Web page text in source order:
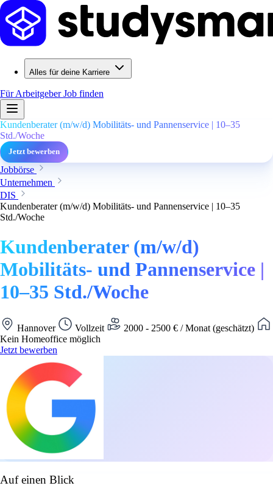
Alles für deine Karriere
Für ArbeitgeberJob finden
Kundenberater (m/w/d) Mobilitäts- und Pannenservice | 10–35
Std./Woche
Jetzt bewerben
Jobbörse
Unternehmen
DIS
Kundenberater (m/w/d) Mobilitäts- und Pannenservice | 10–35
Std./Woche
Kundenberater (m/w/d)
Mobilitäts- und Pannenservice |
10–35 Std./Woche
Hannover Vollzeit
2000 - 2500 € / Monat (geschätzt)
Kein Homeoffice möglich
Jetzt bewerben
Auf einen Blick